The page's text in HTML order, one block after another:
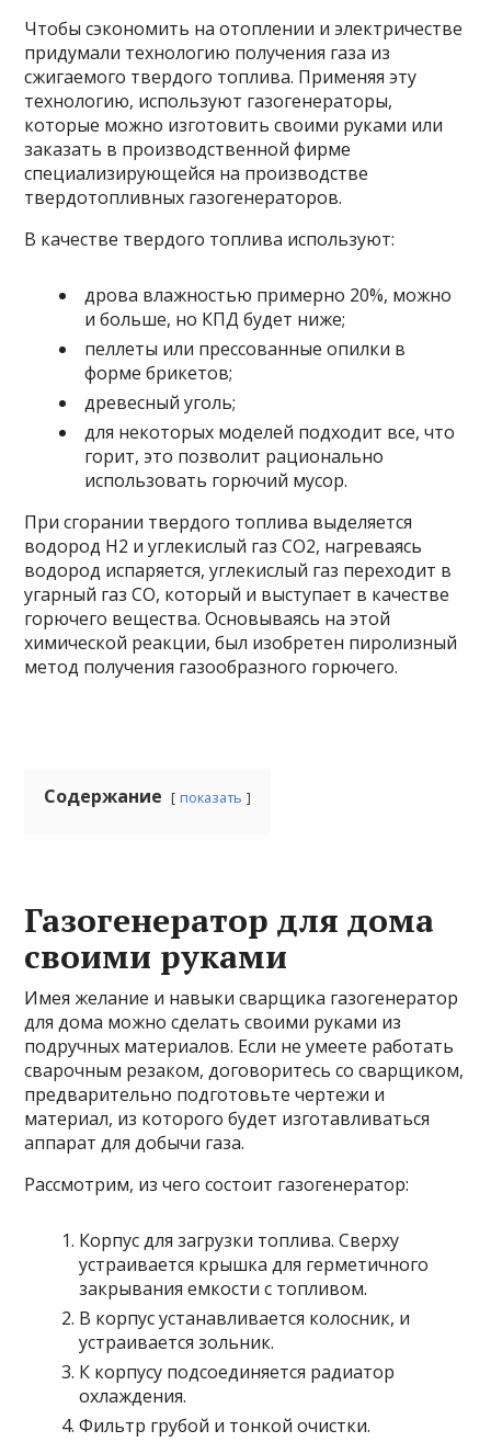
Чтобы сэкономить на отоплении и электричестве
придумали технологию получения газа из
сжигаемого твердого топлива. Применяя эту
технологию, используют газогенераторы,
которые можно изготовить своими руками или
заказать в производственной фирме
специализирующейся на производстве
твердотопливных газогенераторов.
В качестве твердого топлива используют:
дрова влажностью примерно 20%, можно
и больше, но КПД будет ниже;
пеллеты или прессованные опилки в
форме брикетов;
древесный уголь;
для некоторых моделей подходит все, что
горит, это позволит рационально
использовать горючий мусор.
При сгорании твердого топлива выделяется
водород Н2 и углекислый газ СО2, нагреваясь
водород испаряется, углекислый газ переходит в
угарный газ СО, который и выступает в качестве
горючего вещества. Основываясь на этой
химической реакции, был изобретен пиролизный
метод получения газообразного горючего.
Содержание показать
Газогенератор для дома
своими руками
Имея желание и навыки сварщика газогенератор
для дома можно сделать своими руками из
подручных материалов. Если не умеете работать
сварочным резаком, договоритесь со сварщиком,
предварительно подготовьте чертежи и
материал, из которого будет изготавливаться
аппарат для добычи газа.
Рассмотрим, из чего состоит газогенератор:
Корпус для загрузки топлива. Сверху
устраивается крышка для герметичного
закрывания емкости с топливом.
В корпус устанавливается колосник, и
устраивается зольник.
К корпусу подсоединяется радиатор
охлаждения.
Фильтр грубой и тонкой очистки.